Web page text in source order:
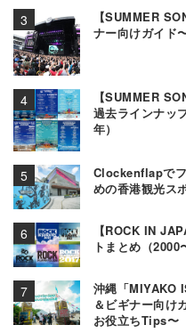
【SUMMER
ナー向けガイド
【SUMMER
過去ラインナッ
年）
Clockenflapで
めの香港観光ス
【ROCK IN
トまとめ（2000
沖縄「MIYAKO
＆ビギナー向け
お役立ちTips〜